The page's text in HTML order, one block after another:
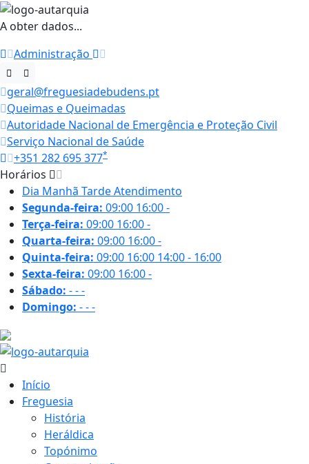
A obter dados...
Administração
geral@freguesiadebudens.pt
Queimas e Queimadas
Autoridade Nacional de Emergência e Proteção Civil
Serviço Nacional de Saúde
+351 282 695 377*
Horários
Dia Manhã TardeAtendimento
Segunda-feira: 09:00 16:00-
Terça-feira: 09:00 16:00-
Quarta-feira: 09:00 16:00-
Quinta-feira: 09:00 16:00 14:00 - 16:00
Sexta-feira: 09:00 16:00-
Sábado: ---
Domingo: ---
Início
Freguesia
História
Heráldica
Topónimo